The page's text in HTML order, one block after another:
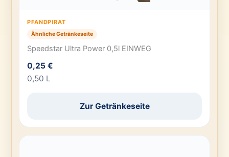
PFANDPIRAT
Ähnliche Getränkeseite
Speedstar Ultra Power 0,5l EINWEG
0,25 €
0,50 L
Zur Getränkeseite